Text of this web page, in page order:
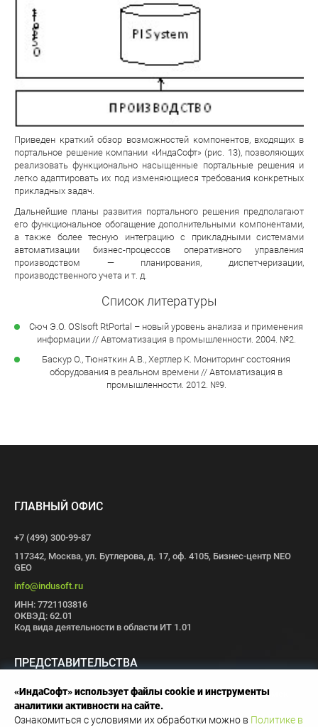
Приведен краткий обзор возможностей компонентов, входящих в
портальное решение компании «ИндаСофт» (рис. 13), позволяющих
реализовать функционально насыщенные портальные решения и
легко адаптировать их под изменяющиеся требования конкретных
прикладных задач.
Дальнейшие планы развития портального решения предполагают
его функциональное обогащение дополнительными компонентами,
а также более тесную интеграцию с прикладными системами
автоматизации бизнес-процессов оперативного управления
производством — планирования, диспетчеризации,
производственного учета и т. д.
Список литературы
Сюч Э.О. OSIsoft RtPortal – новый уровень анализа и применения
информации // Автоматизация в промышленности. 2004. №2.
Баскур О., Тюняткин А.В., Хертлер К. Мониторинг состояния
оборудования в реальном времени // Автоматизация в
промышленности. 2012. №9.
ГЛАВНЫЙ ОФИС
+7 (499) 300-99-87
117342, Москва, ул. Бутлерова, д. 17, оф. 4105, Бизнес-центр NEO
GEO
info@indusoft.ru
ИНН: 7721103816
ОКВЭД: 62.01
Код вида деятельности в области ИТ 1.01
ПРЕДСТАВИТЕЛЬСТВА
Москва Санкт-Петербург Пермь Иваново Волгоград
Томск
Иннополис
«ИндаСофт» использует файлы cookie и инструменты
аналитики активности на сайте.
Ознакомиться с условиями их обработки можно в Политике в